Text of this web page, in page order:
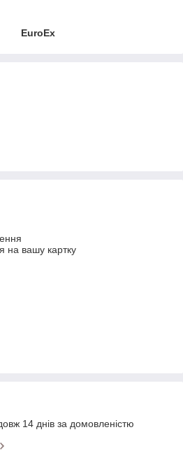
EuroEx
на вашу картку
14 днів за домовленістю